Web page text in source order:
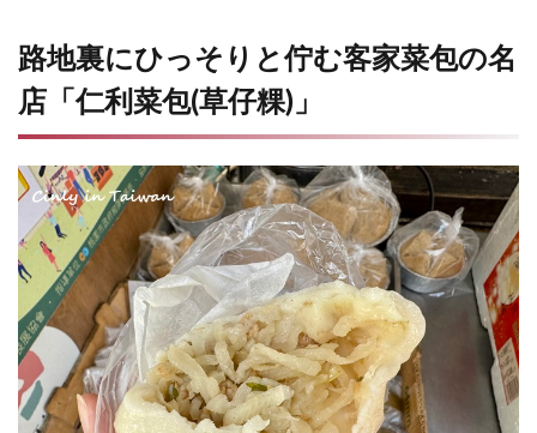
路地裏にひっそりと佇む客家菜包の名
店「仁利菜包(草仔粿)」